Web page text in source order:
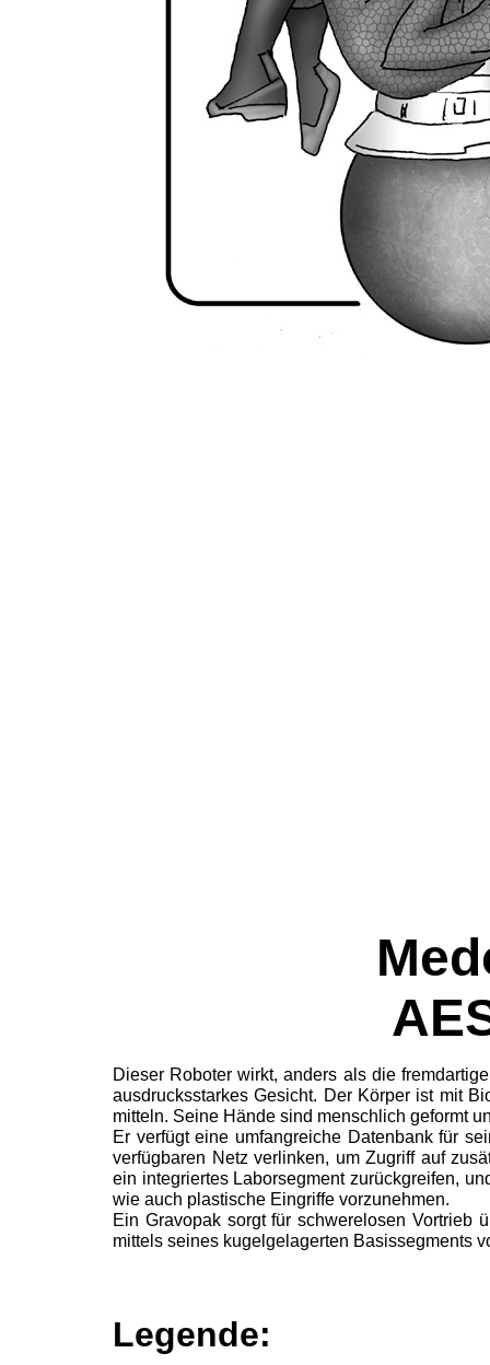
Dieser Roboter wirkt, anders als die
ausdrucksstarkes Gesicht. Der Körper ist mit
mitteln. Seine Hände sind menschlich geformt
Er verfügt eine umfangreiche Datenbank für
verfügbaren Netz verlinken, um Zugriff auf
ein integriertes Laborsegment zurückgreifen,
wie auch plastische Eingriffe vorzunehmen.
Ein Gravopak sorgt für schwerelosen Vortrieb
mittels seines kugelgelagerten Basissegments
Legende: